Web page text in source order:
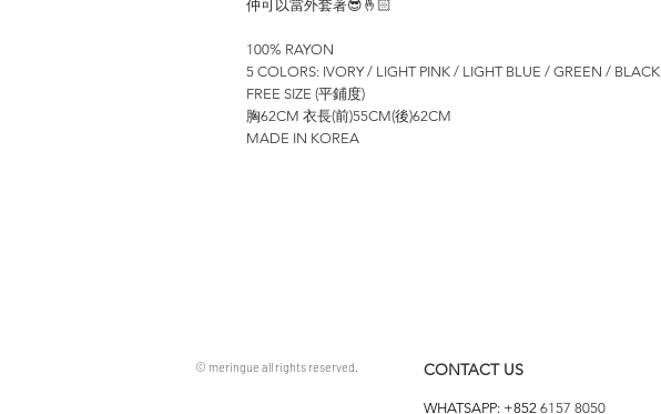
仲可以當外套著😎🤞🏻
100% RAYON
5 COLORS: IVORY / LIGHT PINK / LIGHT BLUE / GREEN / BLACK
FREE SIZE (平鋪度)
胸62CM 衣長(前)55CM(後)62CM
MADE IN KOREA
© meringue all rights reserved. CONTACT US
WHATSAPP: +852 6157 8050